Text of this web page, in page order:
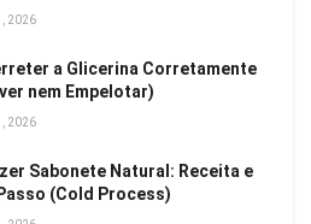
2026
a Glicerina Corretamente
nem Empelotar)
2026
Sabonete Natural: Receita e
(Cold Process)